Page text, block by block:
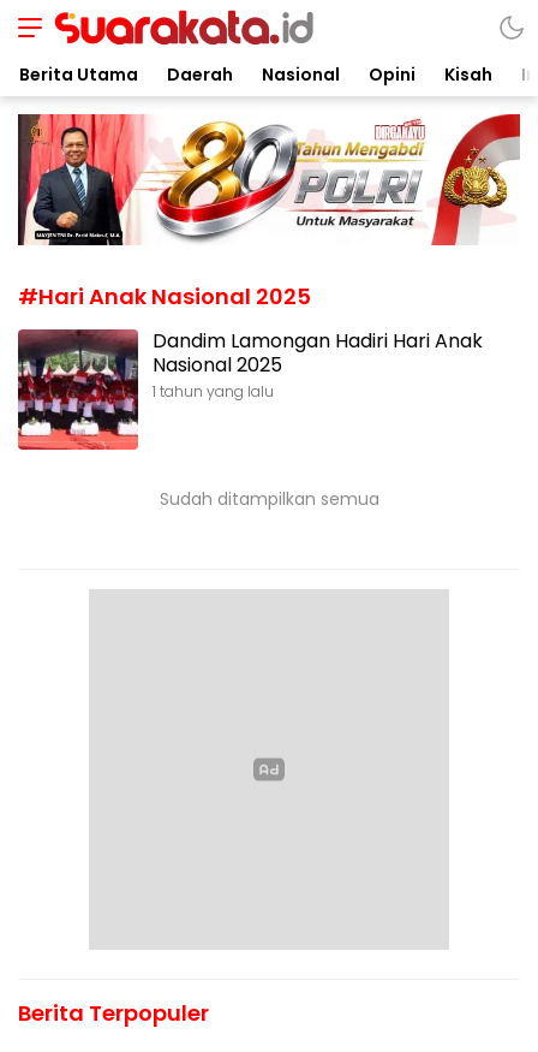
Suarakata.id
Kata Bicara Suara Bergerak
Berita Utama Daerah Nasional Opini Kisah
#Hari Anak Nasional 2025
Dandim Lamongan Hadiri Hari Anak
Nasional 2025
1 tahun yang lalu
Sudah ditampilkan semua
Berita Terpopuler